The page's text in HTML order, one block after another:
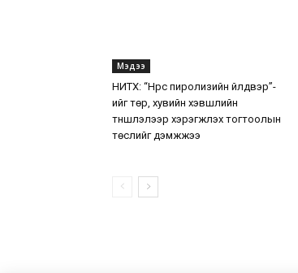
Мэдээ
НИТХ: “Нүүрс пиролизийн үйлдвэр”-
ийг төр, хувийн хэвшлийн
түншлэлээр хэрэгжүүлэх тогтоолын
төслийг дэмжжээ